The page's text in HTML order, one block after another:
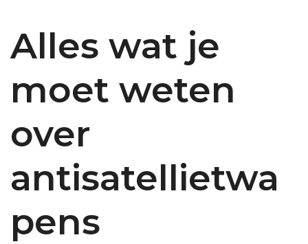
Alles wat je
moet weten
over
antisatellietwa
pens